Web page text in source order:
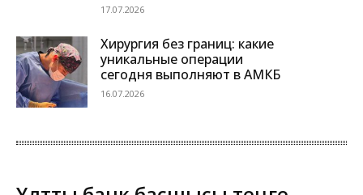
17.07.2026
Хирургия без границ: какие
уникальные операции
сегодня выполняют в АМКБ
16.07.2026